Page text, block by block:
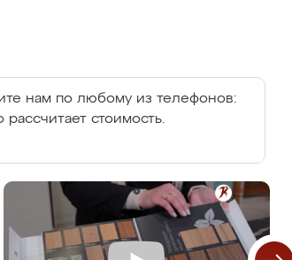
нам по любому из телефонов:
стоимость.